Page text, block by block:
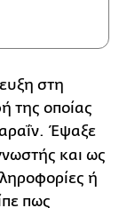
στη
της οποίας
Έψαξε
και ως
ή
πως